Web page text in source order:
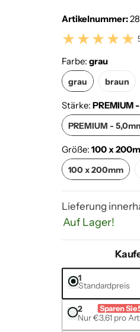
Artikelnummer:
Farbe:grau
grau
grau
braun
Stärke:PREMIUM
PREMIUM -
PREMIUM -
Größe:100 x
100 x 200mm
100 x 200mm
Lieferung
Auf Lager!
1
Standardpreis
2 Sparen Sie
Nur €3,61 pro